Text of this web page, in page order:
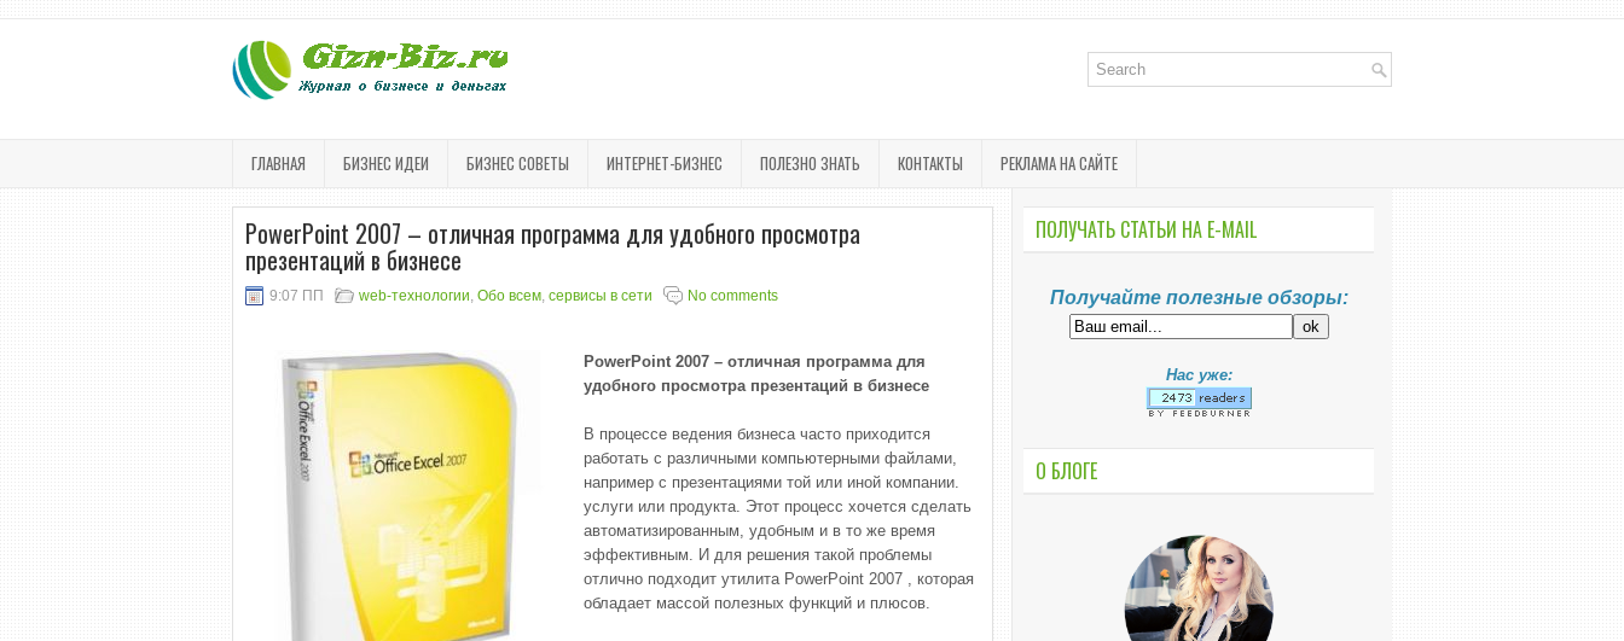
ГЛАВНАЯ БИЗНЕС ИДЕИ БИЗНЕС СОВЕТЫ ИНТЕРНЕТ-БИЗНЕС ПОЛЕЗНО ЗНАТЬ КОНТАКТЫ РЕКЛАМА НА САЙТЕ
PowerPoint 2007 – отличная программа для удобного просмотра
презентаций в бизнесе
9:07 ПП web-технологии, Обо всем, сервисы в сети No comments
PowerPoint 2007 – отличная программа для
удобного просмотра презентаций в бизнесе
В процессе ведения бизнеса часто приходится
работать с различными компьютерными файлами,
например с презентациями той или иной компании.
услуги или продукта. Этот процесс хочется сделать
автоматизированным, удобным и в то же время
эффективным. И для решения такой проблемы
отлично подходит утилита PowerPoint 2007 , которая
обладает массой полезных функций и плюсов.
ПОЛУЧАТЬ СТАТЬИ НА E-MАIL
Получайте полезные обзоры:
Нас уже:
О БЛОГЕ